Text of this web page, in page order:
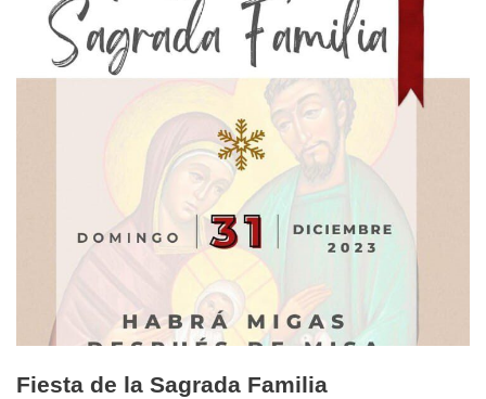
Fiesta de la Sagrada Familia